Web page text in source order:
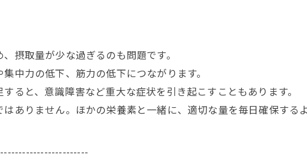
摂取量が少な過ぎるのも問題です。
中力の低下、筋力の低下につながります。
ると、意識障害など重大な症状を引き起こすこともあります。
ありません。ほかの栄養素と一緒に、適切な量を毎日確保する